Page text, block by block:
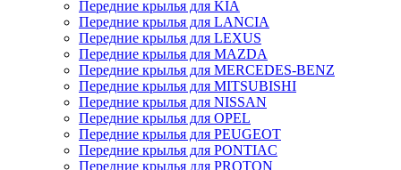
Передние крылья для KIA
Передние крылья для LANCIA
Передние крылья для LEXUS
Передние крылья для MAZDA
Передние крылья для MERCEDES-BENZ
Передние крылья для MITSUBISHI
Передние крылья для NISSAN
Передние крылья для OPEL
Передние крылья для PEUGEOT
Передние крылья для PONTIAC
Передние крылья для PROTON